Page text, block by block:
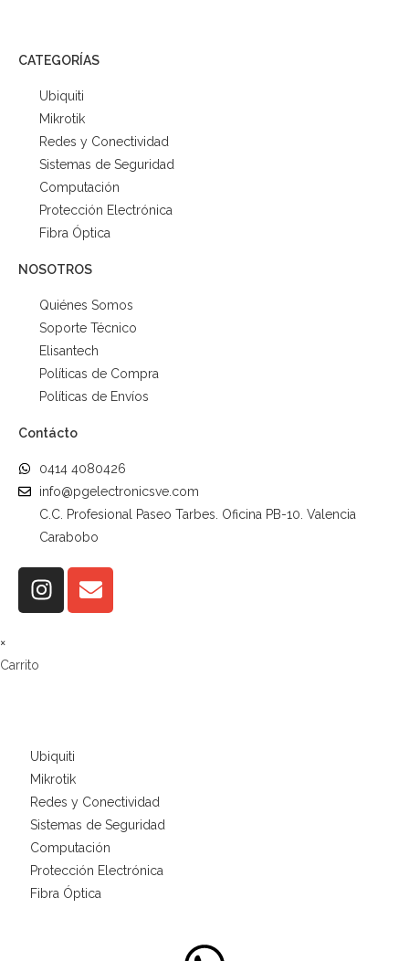
CATEGORÍAS
Ubiquiti
Mikrotik
Redes y Conectividad
Sistemas de Seguridad
Computación
Protección Electrónica
Fibra Óptica
NOSOTROS
Quiénes Somos
Soporte Técnico
Elisantech
Políticas de Compra
Políticas de Envíos
Contácto
0414 4080426
info@pgelectronicsve.com
C.C. Profesional Paseo Tarbes. Oficina PB-10. Valencia
Carabobo
×
Carrito
Ubiquiti
Mikrotik
Redes y Conectividad
Sistemas de Seguridad
Computación
Protección Electrónica
Fibra Óptica